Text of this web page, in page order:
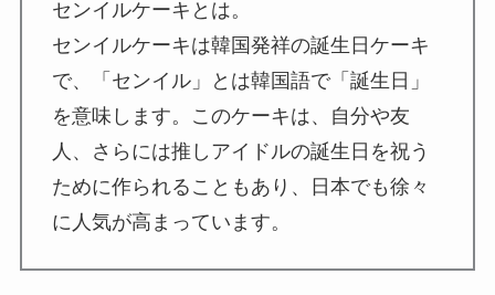
センイルケーキとは。
センイルケーキは韓国発祥の誕生日ケーキ
で、「センイル」とは韓国語で「誕生日」
を意味します。このケーキは、自分や友
人、さらには推しアイドルの誕生日を祝う
ために作られることもあり、日本でも徐々
に人気が高まっています。